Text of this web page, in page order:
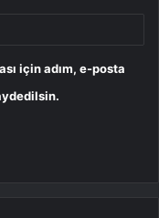
için adım, e-posta